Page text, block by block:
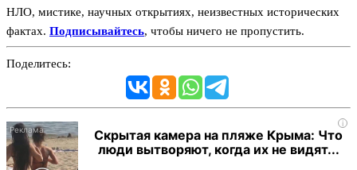
НЛО, мистике, научных открытиях, неизвестных исторических
фактах. Подписывайтесь, чтобы ничего не пропустить.
Поделитесь:
i
Скрытая камера на пляже Крыма: Что
люди вытворяют, когда их не видят...